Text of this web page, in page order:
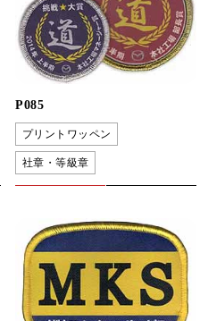
P085
プリントワッペン
社章・等級章